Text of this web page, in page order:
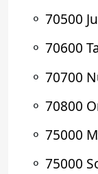
⚬ 70500
⚬ 70600
⚬ 70700
⚬ 70800
⚬ 75000
⚬ 75000